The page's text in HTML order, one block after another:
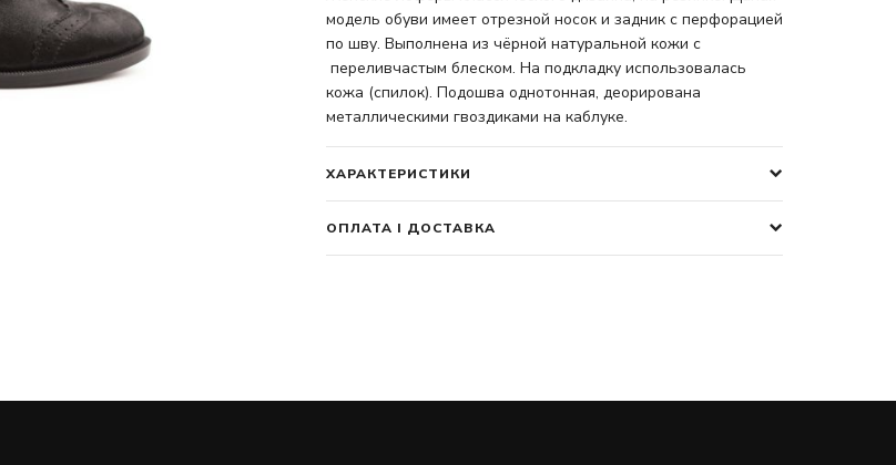
модель обуви имеет отрезной носок и задник с перфорацией
по шву. Выполнена из чёрной натуральной кожи с
переливчастым блеском. На подкладку использовалась
кожа (спилок). Подошва однотонная, деорирована
металлическими гвоздиками на каблуке.
ХАРАКТЕРИСТИКИ
ОПЛАТА І ДОСТАВКА